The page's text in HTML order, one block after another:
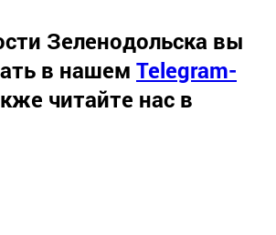
Зеленодольска вы
в нашем Telegram-
читайте нас в